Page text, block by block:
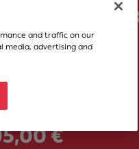
€
and traffic on our
media, advertising and